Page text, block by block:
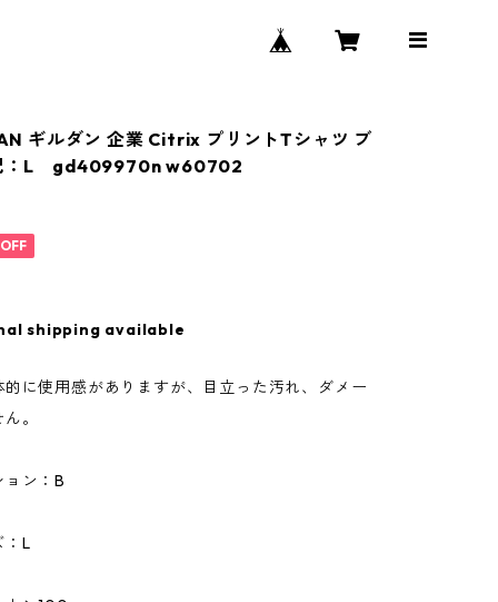
ギルダン 企業 Citrix プリントTシャツ ブ
：L gd409970n w60702
shipping available
に使用感がありますが、目立った汚れ、ダメー
。
ン：B
L